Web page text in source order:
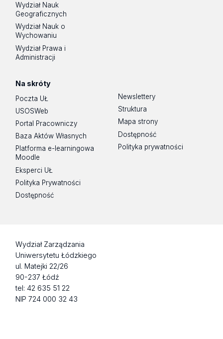
Wydział Nauk
Geograficznych
Wydział Nauk o
Wychowaniu
Wydział Prawa i
Administracji
Na skróty
Poczta UŁ
USOSWeb
Portal Pracowniczy
Baza Aktów Własnych
Platforma e-learningowa
Moodle
Eksperci UŁ
Polityka Prywatności
Dostępność
Newslettery
Struktura
Mapa strony
Dostępność
Polityka prywatności
Wydział Zarządzania
Uniwersytetu Łódzkiego
ul. Matejki 22/26
90-237 Łódź
tel: 42 635 51 22
NIP 724 000 32 43